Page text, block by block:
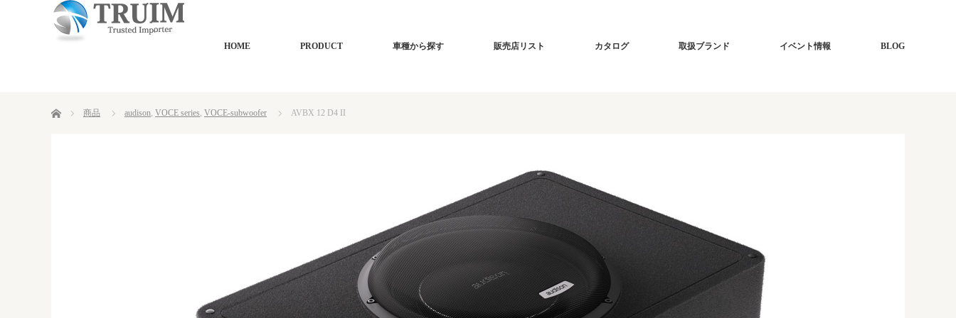
HOME PRODUCT 車種から探す 販売店リスト カタログ 取扱ブランド イベント情報 BLOG
ホーム 商品 audison, VOCE series, VOCE-subwoofer AVBX 12 D4 II